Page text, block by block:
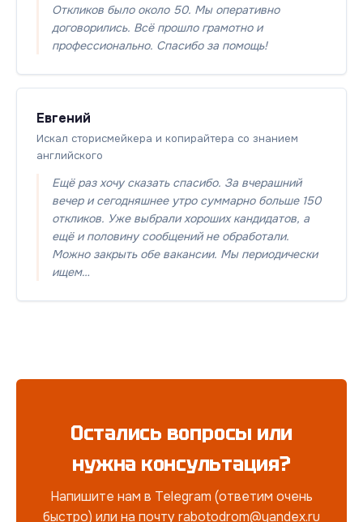
Откликов было около 50. Мы оперативно
договорились. Всё прошло грамотно и
профессионально. Спасибо за помощь!
Евгений
Искал сторисмейкера и копирайтера со знанием
английского
Ещё раз хочу сказать спасибо. За вчерашний
вечер и сегодняшнее утро суммарно больше 150
откликов. Уже выбрали хороших кандидатов, а
ещё и половину сообщений не обработали.
Можно закрыть обе вакансии. Мы периодически
ищем…
Остались вопросы или
нужна консультация?
Напишите нам в Telegram (ответим очень
быстро) или на почту rabotodrom@yandex.ru